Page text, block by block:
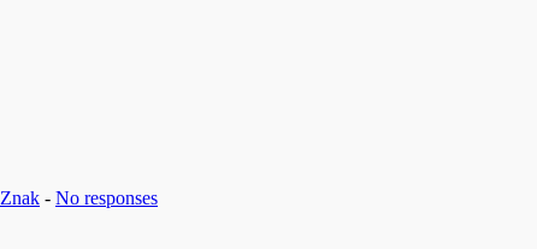
- No responses